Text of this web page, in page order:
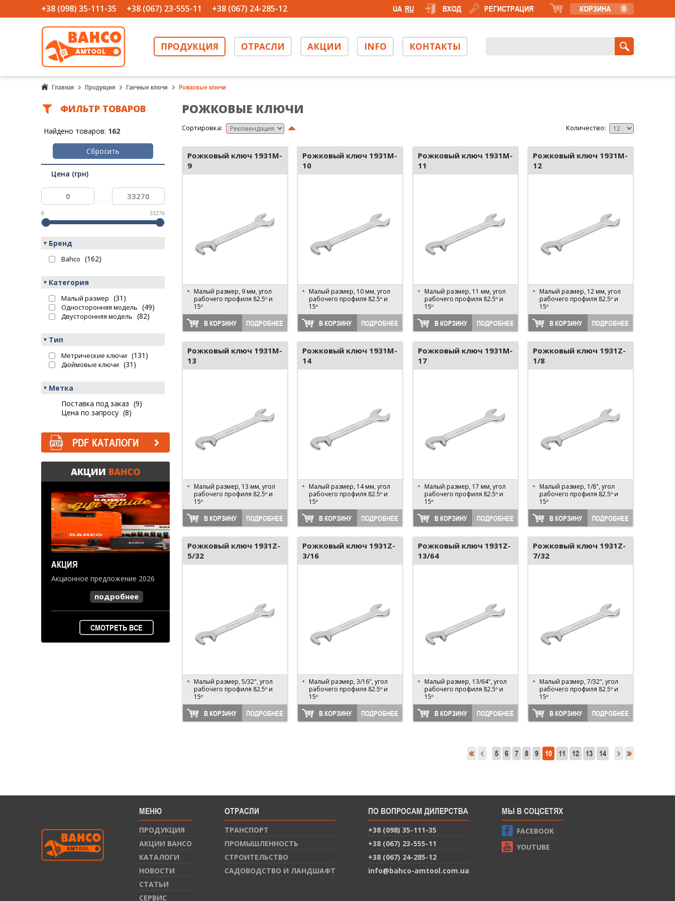
+38 (098) 35-111-35 +38 (067) 23-555-11 +38 (067) 24-285-12 КОРЗИНА 0
UA RU ВХОД РЕГИСТРАЦИЯ
ПРОДУКЦИЯ ОТРАСЛИ АКЦИИ INFO КОНТАКТЫ
Главная Продукция Гаечные ключи Рожковые ключи
РОЖКОВЫЕ КЛЮЧИ
Сортировка: Количество:
Рожковый ключ 1931M-
9
Малый размер, 9 мм, угол
рабочего профиля 82.5º и
15º
В КОРЗИНУ ПОДРОБНЕЕ
Рожковый ключ 1931M-
10
Малый размер, 10 мм, угол
рабочего профиля 82.5º и
15º
В КОРЗИНУ ПОДРОБНЕЕ
Рожковый ключ 1931M-
11
Малый размер, 11 мм, угол
рабочего профиля 82.5º и
15º
В КОРЗИНУ ПОДРОБНЕЕ
Рожковый ключ 1931M-
12
Малый размер, 12 мм, угол
рабочего профиля 82.5º и
15º
В КОРЗИНУ ПОДРОБНЕЕ
Рожковый ключ 1931M-
13
Малый размер, 13 мм, угол
рабочего профиля 82.5º и
15º
В КОРЗИНУ ПОДРОБНЕЕ
Рожковый ключ 1931M-
14
Малый размер, 14 мм, угол
рабочего профиля 82.5º и
15º
В КОРЗИНУ ПОДРОБНЕЕ
Рожковый ключ 1931M-
17
Малый размер, 17 мм, угол
рабочего профиля 82.5º и
15º
В КОРЗИНУ ПОДРОБНЕЕ
Рожковый ключ 1931Z-
1/8
Малый размер, 1/8", угол
рабочего профиля 82.5º и
15º
В КОРЗИНУ ПОДРОБНЕЕ
Рожковый ключ 1931Z-
5/32
Малый размер, 5/32", угол
рабочего профиля 82.5º и
15º
В КОРЗИНУ ПОДРОБНЕЕ
Рожковый ключ 1931Z-
3/16
Малый размер, 3/16", угол
рабочего профиля 82.5º и
15º
В КОРЗИНУ ПОДРОБНЕЕ
Рожковый ключ 1931Z-
13/64
Малый размер, 13/64", угол
рабочего профиля 82.5º и
15º
В КОРЗИНУ ПОДРОБНЕЕ
Рожковый ключ 1931Z-
7/32
Малый размер, 7/32", угол
рабочего профиля 82.5º и
15º
В КОРЗИНУ ПОДРОБНЕЕ
5 6 7 8 9 10 11 12 13 14
ФИЛЬТР ТОВАРОВ
Найдено товаров: 162
Сбросить
Цена (грн)
0 33270
Бренд
Bahco (162)
Категория
Малый размер (31)
Односторонняя модель (49)
Двусторонняя модель (82)
Тип
Метрические ключи (131)
Дюймовые ключи (31)
Метка
Поставка под заказ (9)
Цена по запросу (8)
PDF КАТАЛОГИ
АКЦИИ BAHCO
АКЦИЯ
Акционное предложение 2026
подробнее
СМОТРЕТЬ ВСЕ
МЕНЮ
ПРОДУКЦИЯ
АКЦИИ BAHCO
КАТАЛОГИ
НОВОСТИ
СТАТЬИ
СЕРВИС
ОТРАСЛИ
ТРАНСПОРТ
ПРОМЫШЛЕННОСТЬ
СТРОИТЕЛЬСТВО
САДОВОДСТВО И ЛАНДШАФТ
ПО ВОПРОСАМ ДИЛЕРСТВА
+38 (098) 35-111-35
+38 (067) 23-555-11
+38 (067) 24-285-12
info@bahco-amtool.com.ua
МЫ В СОЦСЕТЯХ
FACEBOOK
YOUTUBE